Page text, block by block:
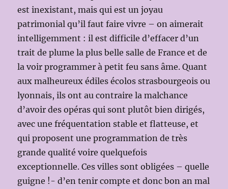
est inexistant, mais qui est un joyau
patrimonial qu’il faut faire vivre – on aimerait
intelligemment : il est difficile d’effacer d’un
trait de plume la plus belle salle de France et de
la voir programmer à petit feu sans âme. Quant
aux malheureux édiles écolos strasbourgeois ou
lyonnais, ils ont au contraire la malchance
d’avoir des opéras qui sont plutôt bien dirigés,
avec une fréquentation stable et flatteuse, et
qui proposent une programmation de très
grande qualité voire quelquefois
exceptionnelle. Ces villes sont obligées – quelle
guigne !- d’en tenir compte et donc bon an mal